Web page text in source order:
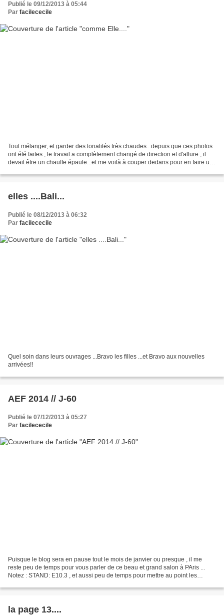
Publié le 09/12/2013 à 05:44
Par facilececile
Tout mélanger, et garder des tonalités très chaudes...depuis que ces photos
ont été faites , le travail a complètement changé de direction et d'allure , il
devait être un chauffe épaule...et me voilà à couper dedans pour en faire un
elles ....Bali...
Publié le 08/12/2013 à 06:32
Par facilececile
Quel soin dans leurs ouvrages ...Bravo les filles ...et Bravo aux nouvelles
arrivées!!
AEF 2014 // J-60
Publié le 07/12/2013 à 05:27
Par facilececile
Puisque le blog sera en pause tout le mois de janvier ou presque , il me
reste peu de temps pour vous parler de ce beau et grand salon à PAris ...
Notez : STAND: E10.3 , et aussi peu de temps pour mettre au point les
la page 13....